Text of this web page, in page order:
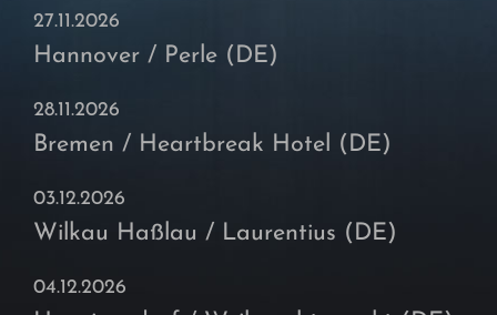
27.11.2026
Hannover / Perle (DE)
28.11.2026
Bremen / Heartbreak Hotel (DE)
03.12.2026
Wilkau Haßlau / Laurentius (DE)
04.12.2026